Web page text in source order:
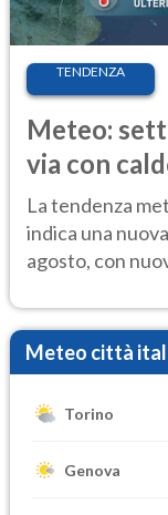
TENDENZA
Meteo:
via con
temporale
La tendenza
indica una
agosto, con
Meteo città
Torino
Genova